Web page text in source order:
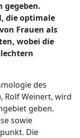
gegeben.
die optimale
Frauen als
wobei die
des
Rolf Weinert, wird
geben.
sowie
Die